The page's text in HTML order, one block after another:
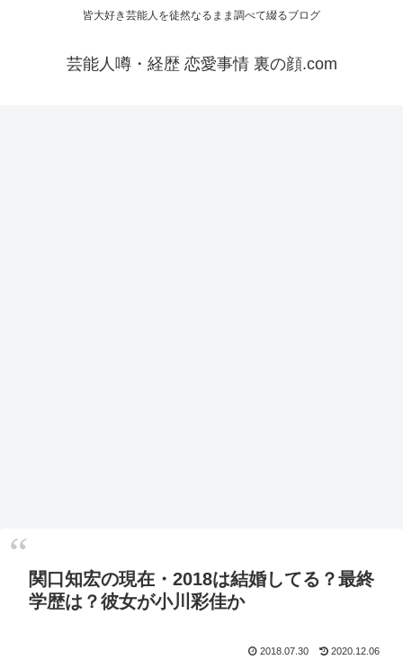
皆大好き芸能人を徒然なるまま調べて綴るブログ
芸能人噂・経歴 恋愛事情 裏の顔.com
関口知宏の現在・2018は結婚してる？最終
学歴は？彼女が小川彩佳か
2018.07.30 2020.12.06